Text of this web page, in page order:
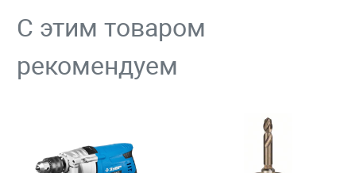
С этим товаром
рекомендуем